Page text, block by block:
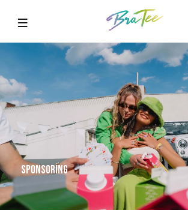
Sponsoring